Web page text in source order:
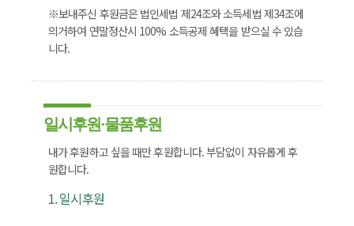
※보내주신 후원금은 법인세법 제24조와 소득세법 제34조에
의거하여 연말정산시 100% 소득공제 혜택을 받으실 수 있습
니다.
일시후원·물품후원
내가 후원하고 싶을 때만 후원합니다. 부담없이 자유롭게 후
원합니다.
1. 일시후원